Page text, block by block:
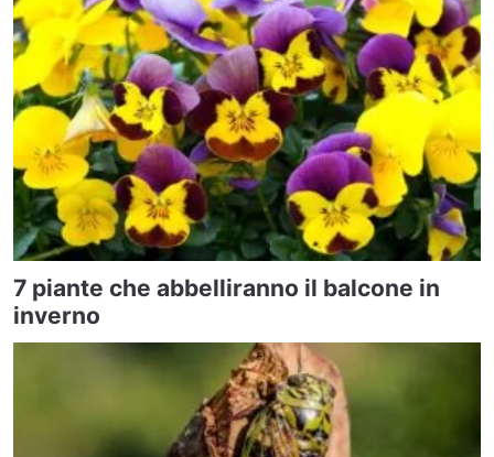
7 piante che abbelliranno il balcone in
inverno